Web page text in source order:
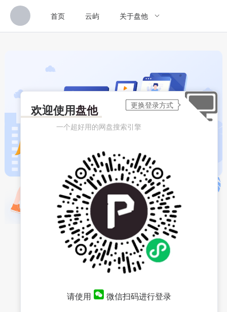
首页 云屿 关于盘他
欢迎使用盘他
一个超好用的网盘搜索引擎
请使用 微信扫码进行登录